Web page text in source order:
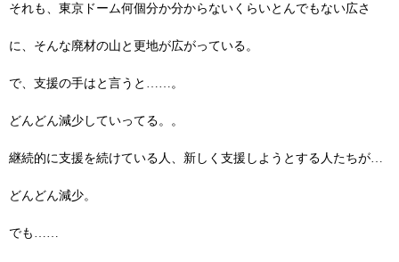
それも、東京ドーム何個分か分からないくらいとんでもない広さ
に、そんな廃材の山と更地が広がっている。
で、支援の手はと言うと……。
どんどん減少していってる。。
継続的に支援を続けている人、新しく支援しようとする人たちが…
どんどん減少。
でも……